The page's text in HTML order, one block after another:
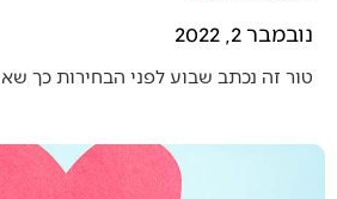
נובמבר 2, 2022
טור זה נכתב שבוע לפני הבחירות כך